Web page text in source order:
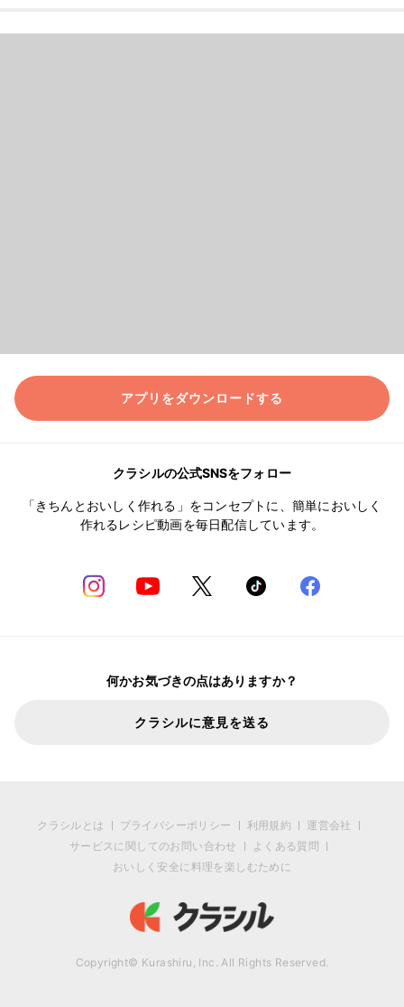
アプリをダウンロードする
クラシルの公式SNSをフォロー
「きちんとおいしく作れる」をコンセプトに、簡単においしく
作れるレシピ動画を毎日配信しています。
何かお気づきの点はありますか？
クラシルに意見を送る
クラシルとは プライバシーポリシー 利用規約
運営会社
サービスに関してのお問い合わせ
よくある質問
おいしく安全に料理を楽しむために
Copyright© Kurashiru, Inc. All Rights Reserved.